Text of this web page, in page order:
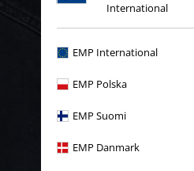
International
EMP International
EMP Polska
EMP Suomi
EMP Danmark